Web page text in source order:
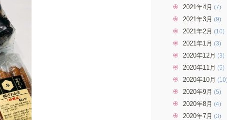
2021年4月 (7)
2021年3月 (9)
2021年2月 (10)
2021年1月 (3)
2020年12月 (3)
2020年11月 (5)
2020年10月
2020年9月 (5)
2020年8月 (4)
2020年7月 (3)